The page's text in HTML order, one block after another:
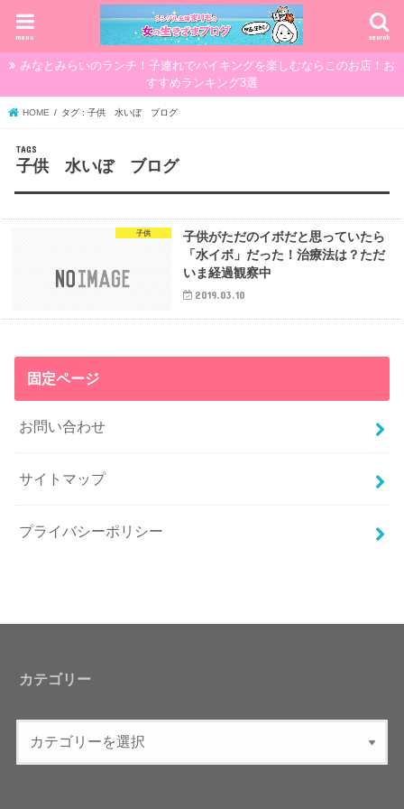
search
menu
みなとみらいのランチ！子連れでバイキングを楽しむならこのお店！お
すすめランキング3選
HOME タグ : 子供 水いぼ ブログ
子供 水いぼ ブログ
子供
子供がただのイボだと思っていたら
「水イボ」だった！治療法は？ただ
いま経過観察中
2019.03.10
固定ページ
お問い合わせ
サイトマップ
プライバシーポリシー
カテゴリー